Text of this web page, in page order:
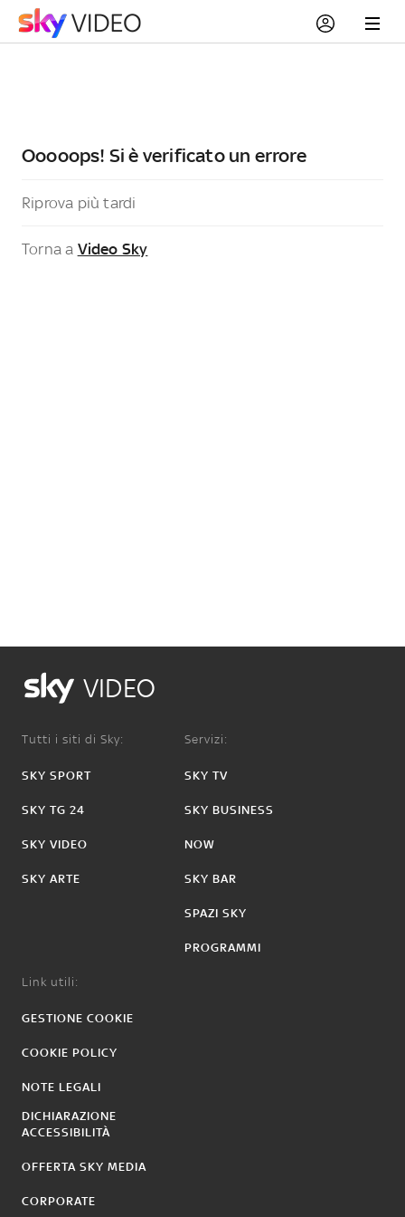
Ooooops! Si è verificato un errore
Riprova più tardi
Torna a Video Sky
VIDEO
Tutti i siti di Sky:
SKY SPORT
SKY TG 24
SKY VIDEO
SKY ARTE
Servizi:
SKY TV
SKY BUSINESS
NOW
SKY BAR
SPAZI SKY
PROGRAMMI
Link utili:
GESTIONE COOKIE
COOKIE POLICY
NOTE LEGALI
DICHIARAZIONE
ACCESSIBILITÀ
OFFERTA SKY MEDIA
CORPORATE